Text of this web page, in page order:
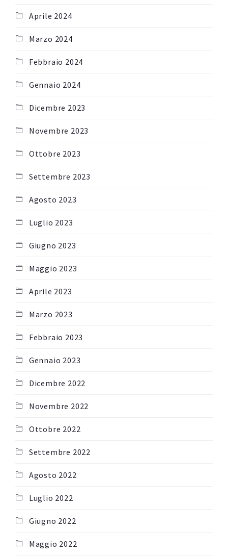
Aprile 2024
Marzo 2024
Febbraio 2024
Gennaio 2024
Dicembre 2023
Novembre 2023
Ottobre 2023
Settembre 2023
Agosto 2023
Luglio 2023
Giugno 2023
Maggio 2023
Aprile 2023
Marzo 2023
Febbraio 2023
Gennaio 2023
Dicembre 2022
Novembre 2022
Ottobre 2022
Settembre 2022
Agosto 2022
Luglio 2022
Giugno 2022
Maggio 2022